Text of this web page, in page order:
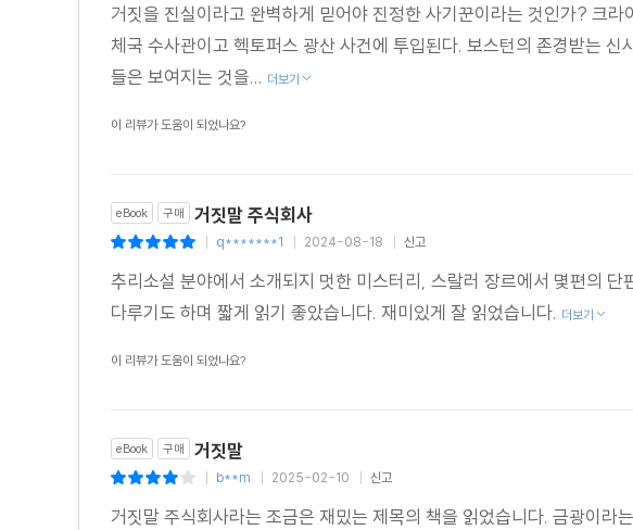
거짓을 진실이라고 완벽하게 믿어야 진정한 사기꾼이라는 것인가? 크
체국 수사관이고 헥토퍼스 광산 사건에 투입된다. 보스턴의 존경받는
들은 보여지는 것을... 더보기
이 리뷰가 도움이 되었나요?
eBook 구매 거짓말 주식회사
q*******1 2024-08-18 신고
추리소설 분야에서 소개되지 멋한 미스터리, 스랄러 장르에서 몇편의
다루기도 하며 짧게 읽기 좋았습니다. 재미있게 잘 읽었습니다. 더보기
이 리뷰가 도움이 되었나요?
eBook 구매 거짓말
b**m 2025-02-10 신고
거짓말 주식회사라는 조금은 재밌는 제목의 책을 읽었습니다. 금광이라